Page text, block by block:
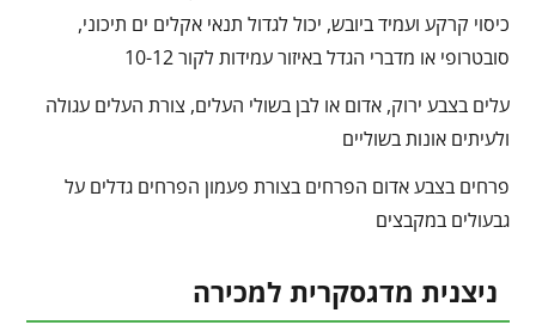
כיסוי קרקע ועמיד ביובש, יכול לגדול תנאי אקלים ים תיכוני,
סובטרופי או מדברי הגדל באיזור עמידות לקור 10-12
עלים בצבע ירוק, אדום או לבן בשולי העלים, צורת העלים עגולה
ולעיתים אונות בשוליים
פרחים בצבע אדום הפרחים בצורת פעמון הפרחים גדלים על
גבעולים במקבצים
ניצנית מדגסקרית למכירה